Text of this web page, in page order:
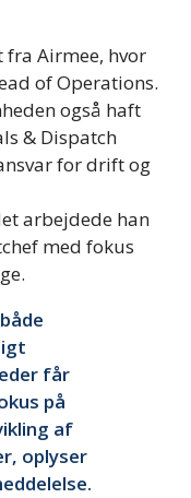
fra Airmee, hvor
of Operations.
også haft
& Dispatch
for drift og
arbejdede han
med fokus
får
på
af
oplyser